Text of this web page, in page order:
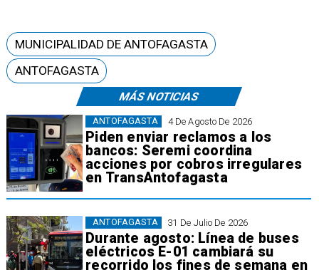
MÁS NOTICIAS
4 De Agosto De 2026
Piden enviar reclamos a los
bancos: Seremi coordina
acciones por cobros irregulares
en TransAntofagasta
ANTOFAGASTA
31 De Julio De 2026
Durante agosto: Línea de buses
eléctricos E-01 cambiará su
recorrido los fines de semana en
ANTOFAGASTA
MUNICIPALIDAD DE ANTOFAGASTA
ANTOFAGASTA